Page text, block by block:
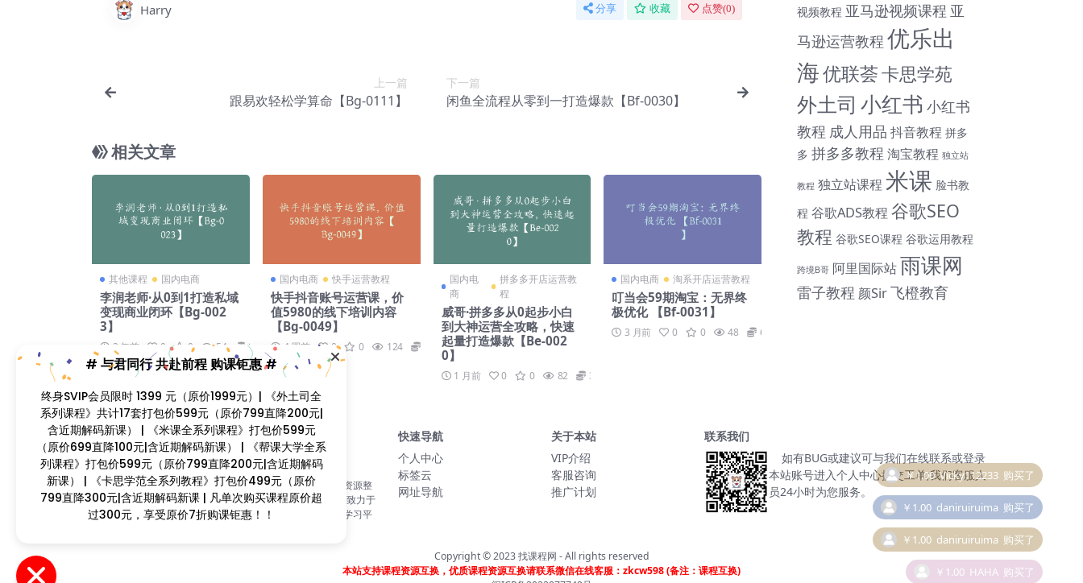
Harry 分享 收藏 点赞(0)
上一篇
跟易欢轻松学算命【Bg-0111】
下一篇
闲鱼全流程从零到一打造爆款【Bf-0030】
相关文章
其他课程 国内电商
李润老师·从0到1打造私域
变现商业闭环【Bg-002
3】
2 年前 0 0 54 89
国内电商 快手运营教程
快手抖音账号运营课，价
值5980的线下培训内容
【Bg-0049】
4 周前 0 0 124
国内电
商
拼多多开店运营教
程
威哥·拼多多从0起步小白
到大神运营全攻略，快速
起量打造爆款【Be-002
0】
1 月前 0 0 82 39
国内电商 淘系开店运营教程
叮当会59期淘宝：无界终
极优化 【Bf-0031】
3 月前 0 0 48 69
视频教程 亚马逊视频课程 亚
马逊运营教程 优乐出
海优联荟卡思学苑
外土司 小红书 小红书
教程 成人用品 抖音教程 拼多
多 拼多多教程 淘宝教程 独立站
教程 独立站课程 米课 脸书教
程 谷歌ADS教程 谷歌SEO
教程 谷歌SEO课程 谷歌运用教程
跨境B哥 阿里国际站雨课网
雷子教程 颜Sir飞橙教育
找课程网（www.zhaokecheng.vip）是国内首家视频课程资源整
合平台，自2015年开设以来，历经九年风雨历程；本站长期致力于
为广大的学习爱好者提供优质的视频课程资源，打造一站式学习平
快速导航
个人中心
标签云
网址导航
关于本站
VIP介绍
客服咨询
推广计划
联系我们
如有BUG或建议可与我们在线联系或登录
本站账号进入个人中心提交工单;我们客服人
员24小时为您服务。
Copyright © 2023找课程网 - All rights reserved
本站支持课程资源互换，优质课程资源互换请联系微信在线客服：zkcw598 (备注：课程互换)
# 与君同行 共赴前程 购课钜惠 #
终身SVIP会员限时 1399 元（原价1999元）| 《外土司全
系列课程》共计17套打包价599元（原价799直降200元|
含近期解码新课） | 《米课全系列课程》打包价599元
（原价699直降100元|含近期解码新课） | 《帮课大学全系
列课程》打包价599元（原价799直降200元|含近期解码
新课） | 《卡思学范全系列教程》打包价499元（原价
799直降300元|含近期解码新课 | 凡单次购买课程原价超
过300元，享受原价7折购课钜惠！！
￥1.00 daniruiruima 购买了
￥1.00 daniruiruima 购买了
￥1.00 HAHA 购买了
￥1.00 HAHA 购买了